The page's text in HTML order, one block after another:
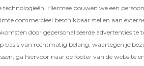
Hiermee bouwen we een
commercieel beschikbaar stellen aan
door gepersonaliseerde advertenties te
basis van rechtmatig belang, waartegen je
ga hiervoor naar de footer van de website